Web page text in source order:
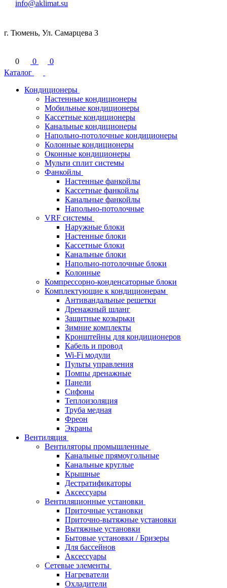
info@aklimat.su
г. Тюмень, Ул. Самарцева 3
0 0
0
Каталог
Кондиционеры
Настенные кондиционеры
Мобильные кондиционеры
Кассетные кондиционеры
Канальные кондиционеры
Напольно-потолочные кондиционеры
Колонные кондиционеры
Оконные кондиционеры
Мульти сплит системы
Фанкойлы
Настенные фанкойлы
Кассетные фанкойлы
Канальные фанкойлы
Напольно-потолочные
VRF системы
Наружные блоки
Настенные блоки
Кассетные блоки
Канальные блоки
Напольно-потолочные блоки
Колонные
Компрессорно-конденсаторные блоки
Комплектующие к кондиционерам
Антивандальные решетки
Дренажный шланг
Защитные козырьки
Зимние комплекты
Кронштейны для кондиционеров
Кабель и провод
Wi-Fi модули
Пульты управления
Помпы дренажные
Панели
Сифоны
Теплоизоляция
Труба медная
Фреон
Экраны
Вентиляция
Вентиляторы промышленные
Канальные прямоугольные
Канальные круглые
Крышные
Дестратификаторы
Аксессуары
Вентиляционные установки
Приточные установки
Приточно-вытяжные установки
Вытяжные установки
Бытовые установки / Бризеры
Для бассейнов
Аксессуары
Сетевые элементы
Нагреватели
Охладители